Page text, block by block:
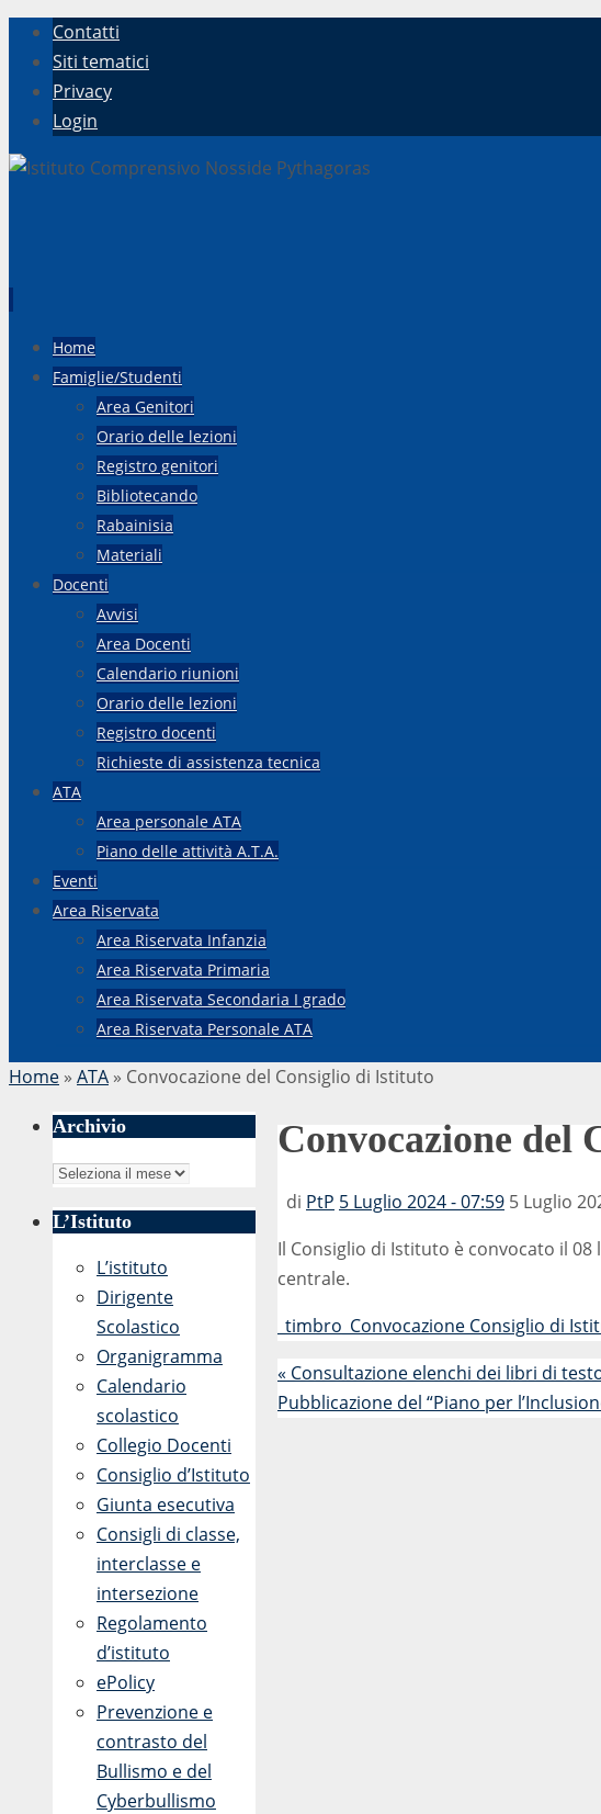
Contatti
Siti tematici
Privacy
Login
contenuto
Home
Famiglie/Studenti
Area Genitori
Orario delle lezioni
Registro genitori
Bibliotecando
Rabainisia
Materiali
Docenti
Avvisi
Area Docenti
Calendario riunioni
Orario delle lezioni
Registro docenti
Richieste di assistenza tecnica
ATA
Area personale ATA
Piano delle attività A.T.A.
Eventi
Area Riservata
Area Riservata Infanzia
Area Riservata Primaria
Area Riservata Secondaria I grado
Area Riservata Personale ATA
Home » ATA » Convocazione del Consiglio di Istituto
Convocazione del
di PtP 5 Luglio 2024 - 07:59 5 Luglio
Il Consiglio di Istituto è convocato il 08
centrale.
_timbro_Convocazione Consiglio di
« Consultazione elenchi dei libri di
Pubblicazione del “Piano per
Archivio
Archivio
L’Istituto
L’istituto
Dirigente
Scolastico
Organigramma
Calendario
scolastico
Collegio Docenti
Consiglio d’Istituto
Giunta esecutiva
Consigli di classe,
interclasse e
intersezione
Regolamento
d’istituto
ePolicy
Prevenzione e
contrasto del
Bullismo e del
Cyberbullismo